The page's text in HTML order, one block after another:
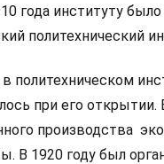
года институту
политехнический
в политехническом
при его открытии.
производства
В 1920 году был